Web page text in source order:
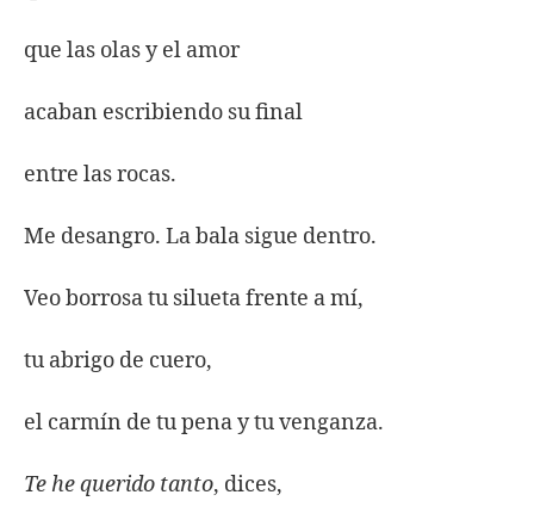
que las olas y el amor
acaban escribiendo su final
entre las rocas.
Me desangro. La bala sigue dentro.
Veo borrosa tu silueta frente a mí,
tu abrigo de cuero,
el carmín de tu pena y tu venganza.
Te he querido tanto, dices,